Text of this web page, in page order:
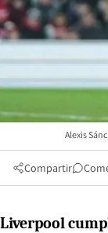
Alexis
Compartir
Liverpool